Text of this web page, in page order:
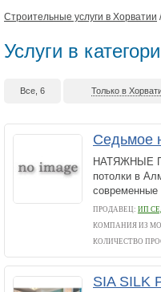
Строительные услуги в Хорватии
Услуги в
Все, 6 Только в
Седьмое
НАТЯЖНЫЕ
потолки в
современные
ПРОДАВЕЦ: ИП
КОМПАНИЯ ИЗ
КОЛИЧЕСТВО
SIA SILK